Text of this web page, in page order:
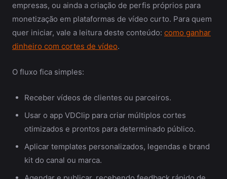
empresas, ou ainda a criação de perfis próprios para
monetização em plataformas de vídeo curto. Para quem
quer iniciar, vale a leitura deste conteúdo: como ganhar
dinheiro com cortes de vídeo.
O fluxo fica simples:
Receber vídeos de clientes ou parceiros.
Usar o app VDClip para criar múltiplos cortes
otimizados e prontos para determinado público.
Aplicar templates personalizados, legendas e brand
kit do canal ou marca.